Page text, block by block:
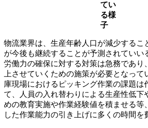
てい
る様
子
物流業界は、生産年齢人口が減少するこ
が今後も継続することが予測されていい
労働力の確保に対する対策は急務であり
上させていくための施策が必要となって
庫現場におけるピッキング作業の課題は
て、人員の入れ替わりによる生産性低下
めの教育実施や作業経験値を積ませる等
した作業能力の引き上げに多くの時間を